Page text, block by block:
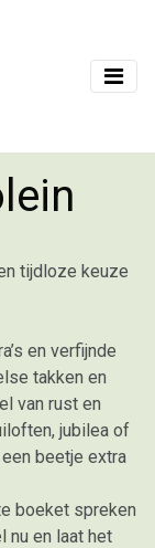
tijdloze keuze
en verfijnde
takken en
van rust en
jubilea of
beetje extra
boeket spreken
nu en laat het